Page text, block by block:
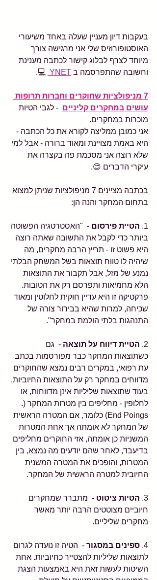
בעקבות דיון מעניין שעלה באחד משיעורי
האוסטופורוזיס שלי אני מרגישה צורך
מיוחד לצרף לבלוג קישור לכתבה מענינת
וחשובה שהתפרסמה ב YNET
💻.
7 מניפולציות שחוקרים וחברות תרופות
עושים במחקרים קליניים
  - לגבי הטיות
מוכרות במחקרים.
אני כמובן ממליצה לקורא את כל הכתבה -
היא באמת מצויינת ומאוד ברורה - אבל למי
שלא רוצה אני מסכמת פה בקצרה את
עיקרי הדברים 😊.
בכתבה מציינים 7 מניפולציות שניתן למצוא
בתחום המחקר והנה הן:
1. הטיית פירסום -  "האסטרטגיה הפשוטה
ביותר כדי לקבל את התשובה שאתה רוצה
היא פשוט זו - תריץ הרבה מחקרים, מה
שיהיה לו טווח תוצאות בשל המשחק הבלתי
נמנע של מזל, אבל תקבור את התוצאות
הלא מחמיאות ותפרסם רק את הטובות.
פרקטיקה זו היא עדיין חוקית לחלוטין ומאוד
שכיחה, למרות שהיא בבירור צורה של
התנהגות בלתי הולמת במחקר".
2. הטיית דיווח על תוצאה -  גם
כשתוצאות המחקר כבר מפורסמות בכתב
עת רפואי, במקרים רבים נמצא שהחוקרים
מדווחים במחקר רק על התוצאות החיוביות,
בעוד שתוצאות שליליות אינן מדווחות, או
לחלופין - מחליפים בין מטרות המחקר (‭.
(End Poings‬ כלומר, אם המטרה הראשית
של המחקר לא אומתה אך אחת המטרות
המשניות כן אומתה, אזי החוקרים מחליפים
בדיעבד, לאחר שהם יודעים מה נמצא, בין
המטרות, והופכים את המטרה המשנית
החיובית למטרה הראשית של המחקר.
3. הטיות ציטוט -  מתברר שמחקרים
חיוביים מצוטטים הרבה יותר מאשר
מחקרים שליליים.
4. ספינים במסגור -  הטיה זו נועדה לגרום
לתוצאות שליליות להצטייר כחיוביות. אחת
השיטות לעשות זאת היא באמצעות הצגת